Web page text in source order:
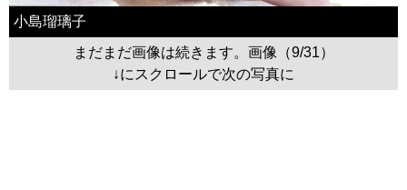
小島瑠璃子
まだまだ画像は続きます。画像（9/31）
↓にスクロールで次の写真に